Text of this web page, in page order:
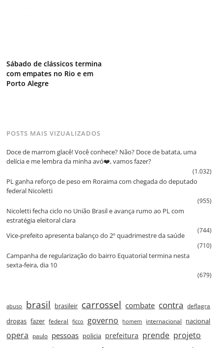
Sábado de clássicos termina
com empates no Rio e em
Porto Alegre
POSTS MAIS VIZUALIZADOS
Doce de marrom glacê! Você conhece? Não? Doce de batata, uma
delícia e me lembra da minha avó❤️, vamos fazer?
(1.032)
PL ganha reforço de peso em Roraima com chegada do deputado
federal Nicoletti
(955)
Nicoletti fecha ciclo no União Brasil e avança rumo ao PL com
estratégia eleitoral clara
(744)
Vice‑prefeito apresenta balanço do 2º quadrimestre da saúde
(710)
Campanha de regularização do bairro Equatorial termina nesta
sexta‑feira, dia 10
(679)
abuso brasil brasileir carrossel combate contra deflagra
drogas fazer federal ficco governo homem internacional nacional
opera paulo pessoas policia prefeitura prende projeto